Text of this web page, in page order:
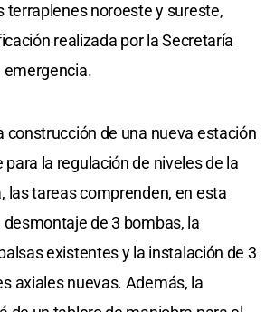
terraplenes noroeste y sureste,
realizada por la Secretaría
construcción de una nueva estación
la regulación de niveles de la
las tareas comprenden, en esta
de 3 bombas, la
existentes y la instalación de 3
axiales nuevas. Además, la